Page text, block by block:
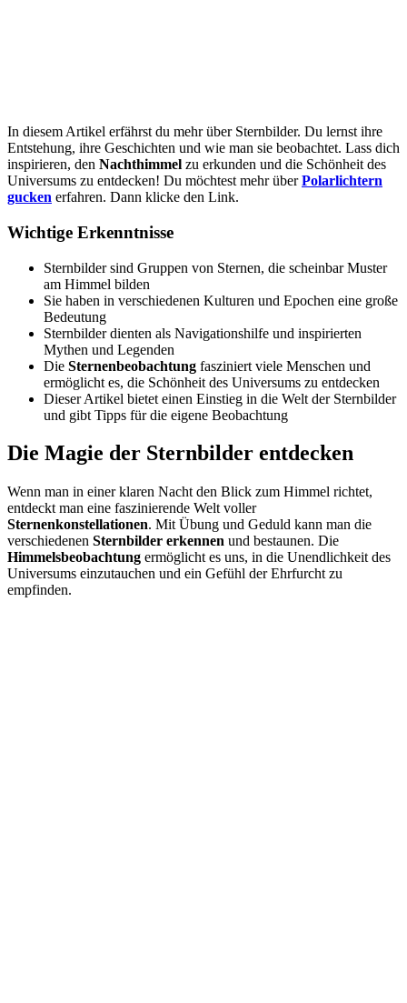
In diesem Artikel erfährst du mehr über Sternbilder. Du lernst ihre
Entstehung, ihre Geschichten und wie man sie beobachtet. Lass dich
inspirieren, den Nachthimmel zu erkunden und die Schönheit des
Universums zu entdecken! Du möchtest mehr überPolarlichtern
gucken erfahren. Dann klicke den Link.
Wichtige Erkenntnisse
Sternbilder sind Gruppen von Sternen, die scheinbar Muster
am Himmel bilden
Sie haben in verschiedenen Kulturen und Epochen eine große
Bedeutung
Sternbilder dienten als Navigationshilfe und inspirierten
Mythen und Legenden
Die Sternenbeobachtung fasziniert viele Menschen und
ermöglicht es, die Schönheit des Universums zu entdecken
Dieser Artikel bietet einen Einstieg in die Welt der Sternbilder
und gibt Tipps für die eigene Beobachtung
Die Magie der Sternbilder entdecken
Wenn man in einer klaren Nacht den Blick zum Himmel richtet,
entdeckt man eine faszinierende Welt voller
Sternenkonstellationen. Mit Übung und Geduld kann man die
verschiedenen Sternbilder erkennen und bestaunen. Die
Himmelsbeobachtung ermöglicht es uns, in die Unendlichkeit des
Universums einzutauchen und ein Gefühl der Ehrfurcht zu
empfinden.